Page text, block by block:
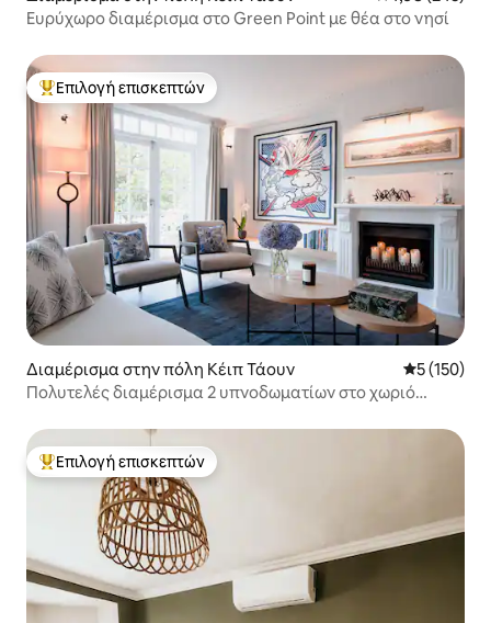
Ευρύχωρο διαμέρισμα στο Green Point με θέα στο νησί
Κορυφαία επιλογή επισκεπτών
Επιλογή επισκεπτών
Διαμέρισμα στην πόλη Κέιπ Τάουν Μέση
5 (150)
Πολυτελές διαμέρισμα 2 υπνοδωματίων στο χωριό
Κορυφαία επιλογή επισκεπτών
Επιλογή επισκεπτών